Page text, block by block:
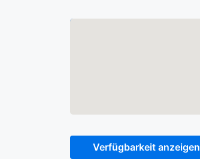
Verfügbarkeit anzeigen